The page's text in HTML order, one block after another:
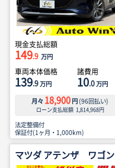
現金支払総額
149.9 万円
車両本体価格
139.9万円
諸費用
10.0万円
月々 18,900 円 (96回払い)
ローン支払総額 1,814,968円
法定整備付
保証付(1ヶ月・1,000km)
マツダ アテンザ ワゴン